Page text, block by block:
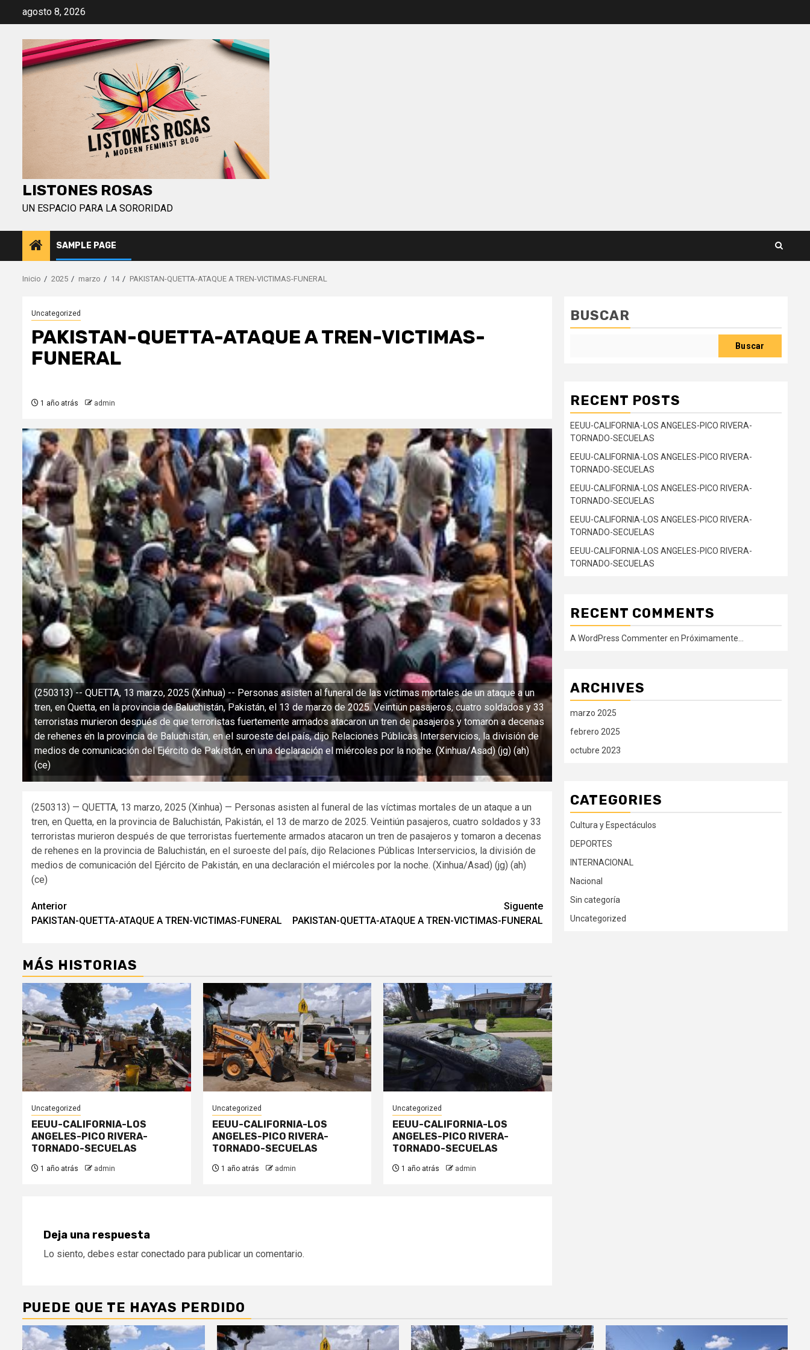
agosto 8, 2026
LISTONES ROSAS
UN ESPACIO PARA LA SORORIDAD
SAMPLE PAGE
Inicio 2025 marzo 14 PAKISTAN-QUETTA-ATAQUE A TREN-VICTIMAS-FUNERAL
Uncategorized
PAKISTAN-QUETTA-ATAQUE A TREN-VICTIMAS-
FUNERAL
1 año atrás admin
(250313) -- QUETTA, 13 marzo, 2025 (Xinhua) -- Personas asisten al funeral de las víctimas mortales de un ataque a un
tren, en Quetta, en la provincia de Baluchistán, Pakistán, el 13 de marzo de 2025. Veintiún pasajeros, cuatro soldados y 33
terroristas murieron después de que terroristas fuertemente armados atacaron un tren de pasajeros y tomaron a decenas
de rehenes en la provincia de Baluchistán, en el suroeste del país, dijo Relaciones Públicas Interservicios, la división de
medios de comunicación del Ejército de Pakistán, en una declaración el miércoles por la noche. (Xinhua/Asad) (jg) (ah)
(ce)
(250313) — QUETTA, 13 marzo, 2025 (Xinhua) — Personas asisten al funeral de las víctimas mortales de un ataque a un
tren, en Quetta, en la provincia de Baluchistán, Pakistán, el 13 de marzo de 2025. Veintiún pasajeros, cuatro soldados y 33
terroristas murieron después de que terroristas fuertemente armados atacaron un tren de pasajeros y tomaron a decenas
de rehenes en la provincia de Baluchistán, en el suroeste del país, dijo Relaciones Públicas Interservicios, la división de
medios de comunicación del Ejército de Pakistán, en una declaración el miércoles por la noche. (Xinhua/Asad) (jg) (ah)
(ce)
Navegación
de
Anterior
PAKISTAN-QUETTA-ATAQUE A TREN-VICTIMAS-FUNERAL
Siguente
PAKISTAN-QUETTA-ATAQUE A TREN-VICTIMAS-FUNERAL
MÁS HISTORIAS
Uncategorized
EEUU-CALIFORNIA-LOS
ANGELES-PICO RIVERA-
TORNADO-SECUELAS
1 año atrás admin
Uncategorized
EEUU-CALIFORNIA-LOS
ANGELES-PICO RIVERA-
TORNADO-SECUELAS
1 año atrás admin
Uncategorized
EEUU-CALIFORNIA-LOS
ANGELES-PICO RIVERA-
TORNADO-SECUELAS
1 año atrás admin
Deja una respuesta
Lo siento, debes estar conectado para publicar un comentario.
BUSCAR
Buscar
RECENT POSTS
EEUU-CALIFORNIA-LOS ANGELES-PICO RIVERA-
TORNADO-SECUELAS
EEUU-CALIFORNIA-LOS ANGELES-PICO RIVERA-
TORNADO-SECUELAS
EEUU-CALIFORNIA-LOS ANGELES-PICO RIVERA-
TORNADO-SECUELAS
EEUU-CALIFORNIA-LOS ANGELES-PICO RIVERA-
TORNADO-SECUELAS
EEUU-CALIFORNIA-LOS ANGELES-PICO RIVERA-
TORNADO-SECUELAS
RECENT COMMENTS
A WordPress Commenteren Próximamente…
ARCHIVES
marzo 2025
febrero 2025
octubre 2023
CATEGORIES
Cultura y Espectáculos
DEPORTES
INTERNACIONAL
Nacional
Sin categoría
Uncategorized
PUEDE QUE TE HAYAS PERDIDO